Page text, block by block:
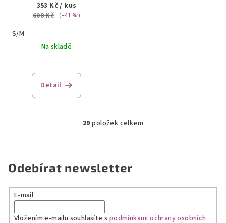
353 Kč/ kus
608 Kč (–41 %)
S/M
Na skladě
Detail
O
á
d
a
29 položek celkem
Odebírat newsletter
E-mail
Vložením e-mailu souhlasíte s podmínkami ochrany osobních